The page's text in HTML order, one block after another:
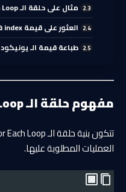
مثال على حلقة الـ For In Loop في دارت:
العثور على قيمة index في القائمة:
طباعة قيمة الـ يونيكود unicode لكل حرف:
مفهوم حلقة الـ For Each Loop في دارت:
العمليات المطلوبة عليها.